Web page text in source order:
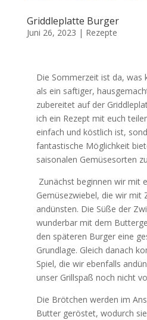
Griddleplatte Burger
Juni 26, 2023 | Rezepte
Die Sommerzeit ist da, was
als ein saftiger,
zubereitet auf der
ich ein Rezept mit euch
einfach und köstlich ist,
fantastische Möglichkeit
saisonalen Gemüsesorten
Zunächst beginnen wir mit
Gemüsezwiebel, die wir mit
andünsten. Die Süße der
wunderbar mit dem
den späteren Burger eine
Grundlage. Gleich danach
Spiel, die wir ebenfalls
unser Grillspaß noch nicht
Die Brötchen werden im
Butter geröstet, wodurch